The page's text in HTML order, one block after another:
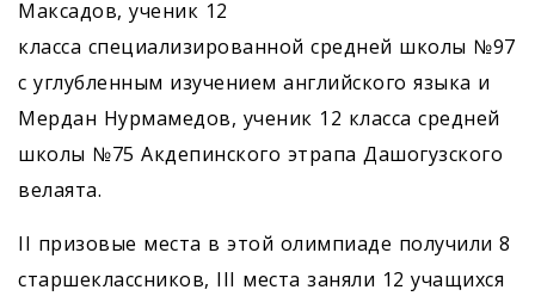
Максадов, ученик 12
класса специализированной средней школы №97
с углубленным изучением английского языка и
Мердан Нурмамедов, ученик 12 класса средней
школы №75 Акдепинского этрапа Дашогузского
велаята.
II призовые места в этой олимпиаде получили 8
старшеклассников, III места заняли 12 учащихся